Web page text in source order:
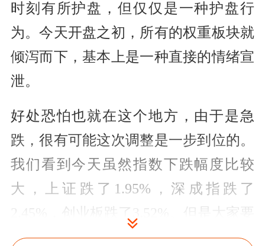
时刻有所护盘，但仅仅是一种护盘行
为。今天开盘之初，所有的权重板块就
倾泻而下，基本上是一种直接的情绪宣
泄。
好处恐怕也就在这个地方，由于是急
跌，很有可能这次调整是一步到位的。
我们看到今天虽然指数下跌幅度比较
大，上证跌了1.95%，深成指跌了
2.45%，创业板跌了3.52%。但是大家要
注意，一方面今天的成交量也就在